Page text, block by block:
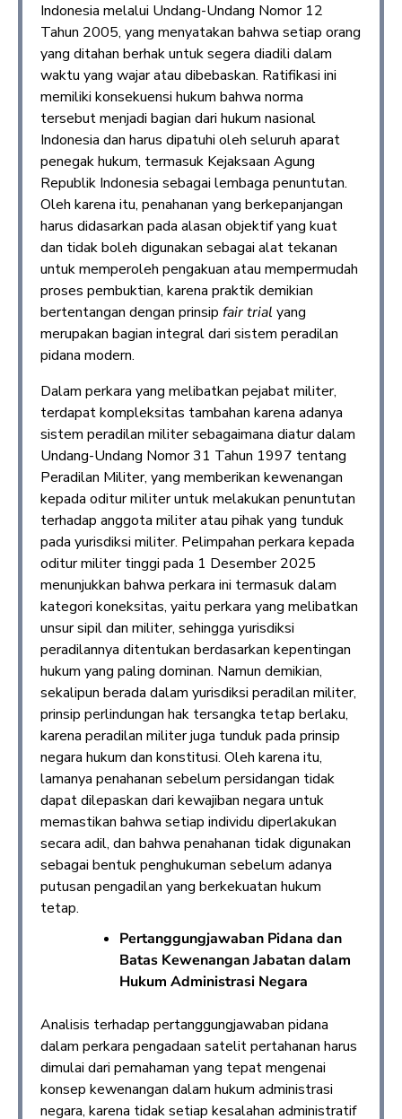
Indonesia melalui Undang-Undang Nomor 12
Tahun 2005, yang menyatakan bahwa setiap orang
yang ditahan berhak untuk segera diadili dalam
waktu yang wajar atau dibebaskan. Ratifikasi ini
memiliki konsekuensi hukum bahwa norma
tersebut menjadi bagian dari hukum nasional
Indonesia dan harus dipatuhi oleh seluruh aparat
penegak hukum, termasuk Kejaksaan Agung
Republik Indonesia sebagai lembaga penuntutan.
Oleh karena itu, penahanan yang berkepanjangan
harus didasarkan pada alasan objektif yang kuat
dan tidak boleh digunakan sebagai alat tekanan
untuk memperoleh pengakuan atau mempermudah
proses pembuktian, karena praktik demikian
bertentangan dengan prinsip fair trial yang
merupakan bagian integral dari sistem peradilan
pidana modern.
Dalam perkara yang melibatkan pejabat militer,
terdapat kompleksitas tambahan karena adanya
sistem peradilan militer sebagaimana diatur dalam
Undang-Undang Nomor 31 Tahun 1997 tentang
Peradilan Militer, yang memberikan kewenangan
kepada oditur militer untuk melakukan penuntutan
terhadap anggota militer atau pihak yang tunduk
pada yurisdiksi militer. Pelimpahan perkara kepada
oditur militer tinggi pada 1 Desember 2025
menunjukkan bahwa perkara ini termasuk dalam
kategori koneksitas, yaitu perkara yang melibatkan
unsur sipil dan militer, sehingga yurisdiksi
peradilannya ditentukan berdasarkan kepentingan
hukum yang paling dominan. Namun demikian,
sekalipun berada dalam yurisdiksi peradilan militer,
prinsip perlindungan hak tersangka tetap berlaku,
karena peradilan militer juga tunduk pada prinsip
negara hukum dan konstitusi. Oleh karena itu,
lamanya penahanan sebelum persidangan tidak
dapat dilepaskan dari kewajiban negara untuk
memastikan bahwa setiap individu diperlakukan
secara adil, dan bahwa penahanan tidak digunakan
sebagai bentuk penghukuman sebelum adanya
putusan pengadilan yang berkekuatan hukum
tetap.
Pertanggungjawaban Pidana dan
Batas Kewenangan Jabatan dalam
Hukum Administrasi Negara
Analisis terhadap pertanggungjawaban pidana
dalam perkara pengadaan satelit pertahanan harus
dimulai dari pemahaman yang tepat mengenai
konsep kewenangan dalam hukum administrasi
negara, karena tidak setiap kesalahan administratif